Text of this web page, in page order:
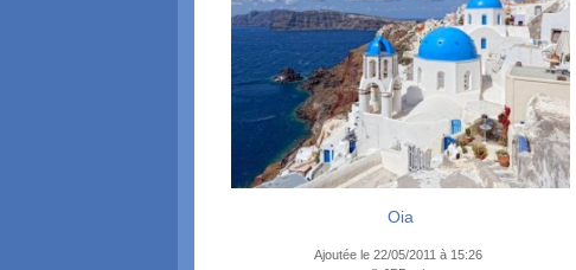
Oia
Ajoutée le 22/05/2011 à 15:26